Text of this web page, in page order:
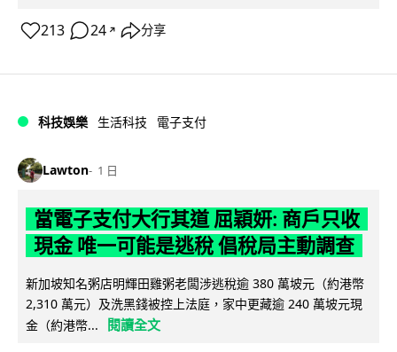
213 24 ↗ 分享
科技娛樂 生活科技 電子支付
Lawton 1 日
當電子支付大行其道 屈穎妍: 商戶只收
現金 唯一可能是逃稅 倡稅局主動調查
新加坡知名粥店明輝田雞粥老闆涉逃稅逾 380 萬坡元（約港幣
2,310 萬元）及洗黑錢被控上法庭，家中更藏逾 240 萬坡元現
金（約港幣...
閱讀全文